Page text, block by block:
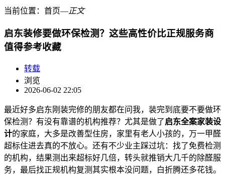
当前位置： 首页―正文
启东装修要做环保检测？这些高性价比正规服务商
值得参考收藏
转载
浏览
2026-06-02 22:05
最近好多启东刚装完修的朋友都在问我，装完到底要不要做环
保检测？有没有靠谱的机构推荐？尤其是做了启东全案家装设
计的家庭，大多是改善型住房，家里有老人小孩的，万一甲醛
超标住进去真的不放心。还有不少业主踩过坑：找了免费检测
的机构，结果测出来超标好几倍，转头就推销大几千的除醛服
务，最后找正规机构复测其实根本没问题，白折腾还多花钱。